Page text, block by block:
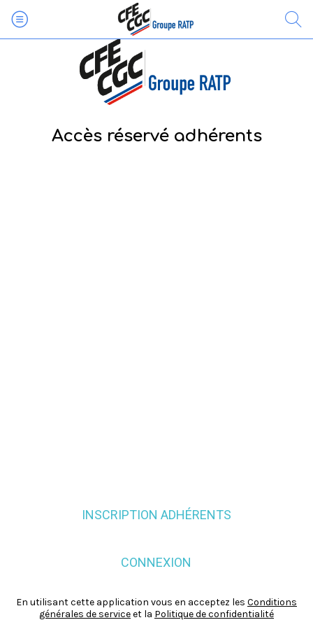
Accès réservé adhérents
INSCRIPTION ADHÉRENTS
CONNEXION
En utilisant cette application vous en acceptez les Conditions
générales de serviceet la Politique de confidentialité